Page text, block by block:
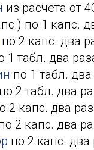
из расчета от
по 1 капс.
по 2 капс. два
1 табл. два
по 1 табл.
по 2 табл. два
2 капс. два
2 капс. два
по 2 капс. два